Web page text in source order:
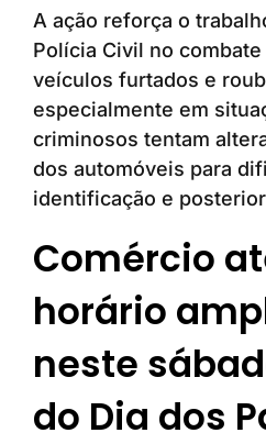
A ação reforça o
Polícia Civil no
veículos furtados e
especialmente em
criminosos tentam
dos automóveis para
identificação e
Comércio
horário
neste
do Dia dos